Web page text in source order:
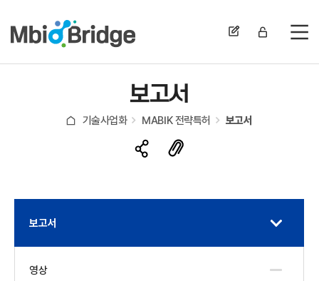
전
보고서
기술사업화 MABIK 전략특허 보고서
보고서
영상